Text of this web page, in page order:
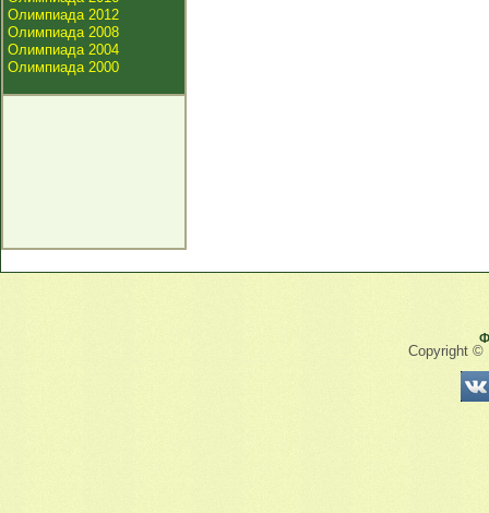
Олимпиада 2012
Олимпиада 2008
Олимпиада 2004
Олимпиада 2000
Copyright ©